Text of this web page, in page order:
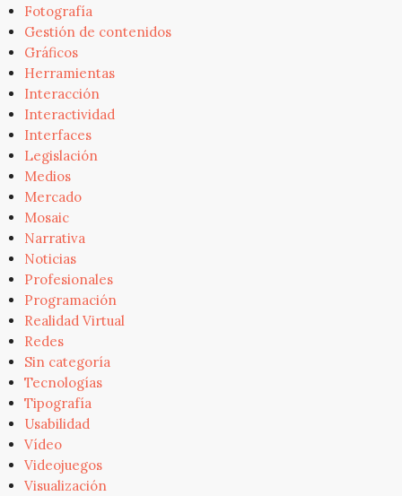
Fotografía
Gestión de contenidos
Gráficos
Herramientas
Interacción
Interactividad
Interfaces
Legislación
Medios
Mercado
Mosaic
Narrativa
Noticias
Profesionales
Programación
Realidad Virtual
Redes
Sin categoría
Tecnologías
Tipografía
Usabilidad
Vídeo
Videojuegos
Visualización